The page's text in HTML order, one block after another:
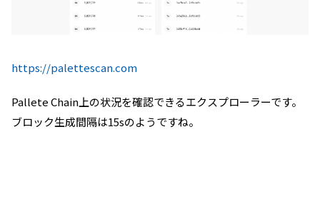
https://palettescan.com
Pallete Chain上の状況を確認できるエクスプローラーです。
ブロック生成間隔は15sのようですね。